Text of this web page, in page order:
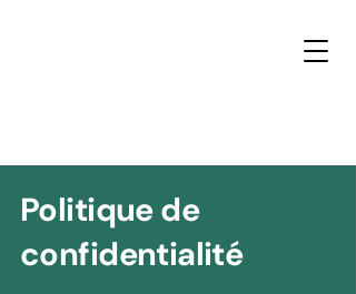
Politique de
confidentialité